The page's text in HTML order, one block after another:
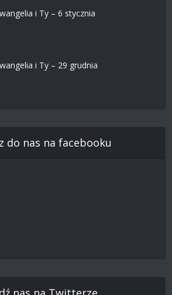
i Ty – 6 stycznia
i Ty – 29 grudnia
do nas na facebooku